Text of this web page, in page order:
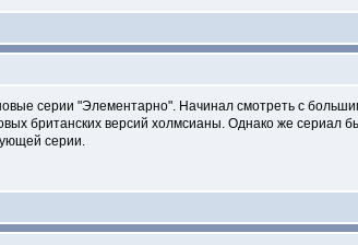
серии "Элементарно". Начинал смотреть с
британских версий холмсианы. Однако же сериал
серии.